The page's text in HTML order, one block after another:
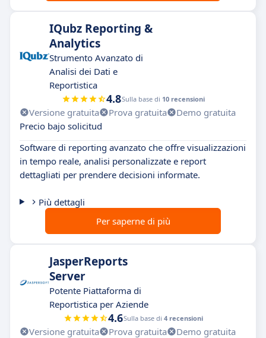
IQubz Reporting &
Analytics
Strumento Avanzato di
Analisi dei Dati e
Reportistica
4.8Sulla base di 10 recensioni
Versione gratuita Prova gratuita
Demo gratuita
Precio bajo solicitud
Software di reporting avanzato che offre visualizzazioni
in tempo reale, analisi personalizzate e report
dettagliati per prendere decisioni informate.
Più dettagli
Per saperne di più
JasperReports
Server
Potente Piattaforma di
Reportistica per Aziende
4.6Sulla base di 4 recensioni
Versione gratuita Prova gratuita
Demo gratuita